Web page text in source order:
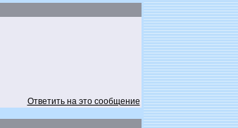
Ответить на это сообщение